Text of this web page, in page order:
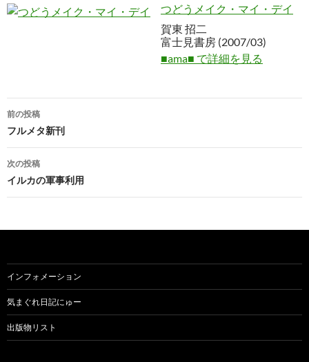
つどうメイク・マイ・デイ
賀東 招二
富士見書房 (2007/03)
■ama■ で詳細を見る
投
稿
ナ
ビ
ゲ
ー
ョ
ン
前の投稿
フルメタ新刊
次の投稿
イルカの軍事利用
インフォメーション
気まぐれ日記にゅー
出版物リスト